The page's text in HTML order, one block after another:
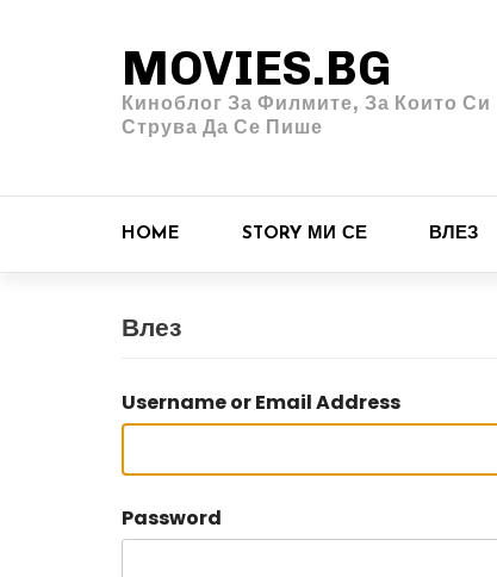
MOVIES.BG
Киноблог За Филмите, За Които Си
Струва Да Се Пише
HOME STORY МИ СЕ ВЛЕЗ
Влез
Username or Email Address
Password